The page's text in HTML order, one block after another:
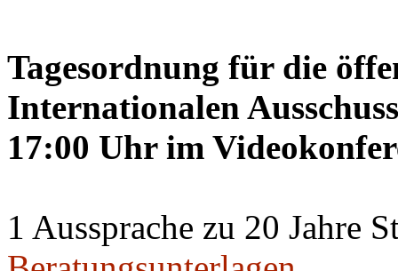
Tagesordnung für die
Internationalen
17:00 Uhr im
1 Aussprache zu 20 Jahre